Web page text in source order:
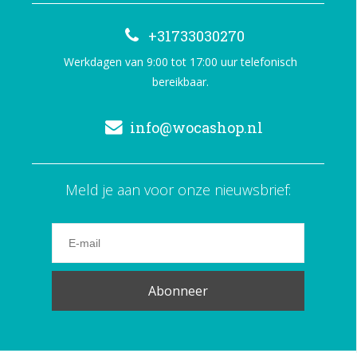
+31733030270
Werkdagen van 9:00 tot 17:00 uur telefonisch
bereikbaar.
info@wocashop.nl
Meld je aan voor onze nieuwsbrief:
Abonneer